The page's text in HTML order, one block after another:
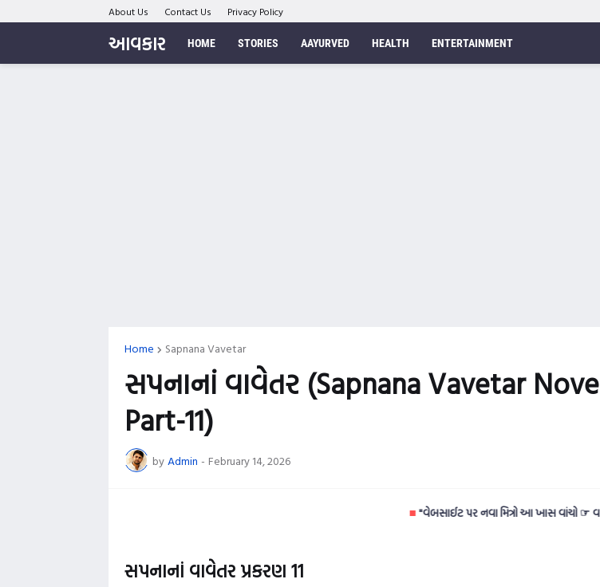
About Us Contact Us Privacy Policy
આવકાર HOME STORIES AAYURVED HEALTH ENTERTAINMENT
Home Sapnana Vavetar
સપનાનાં વાવેતર (Sapnana Vavetar
Part-11)
by Admin - February 14, 2026
"વેબસાઈટ પર નવા મિત્રો આ ખાસ વાંચો ☞ વધુ
સપનાનાં વાવેતર પ્રકરણ 11